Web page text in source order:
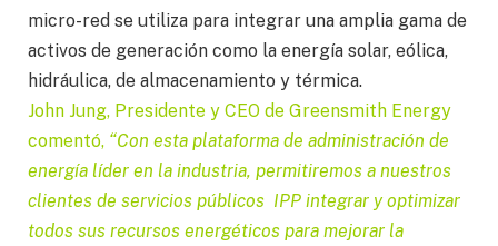
micro-red se utiliza para integrar una amplia gama de
activos de generación como la energía solar, eólica,
hidráulica, de almacenamiento y térmica.
John Jung, Presidente y CEO de Greensmith Energy
comentó, “Con esta plataforma de administración de
energía líder en la industria, permitiremos a nuestros
clientes de servicios públicos IPP integrar y optimizar
todos sus recursos energéticos para mejorar la